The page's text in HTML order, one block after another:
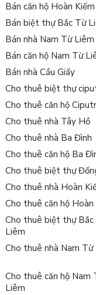
Bán căn hộ Hoàn Kiếm
Bán biệt thự Bắc Từ
Bán nhà Nam Từ Liêm
Bán căn hộ Nam Từ
Bán nhà Cầu Giấy
Cho thuê biệt thự
Cho thuê căn hộ
Cho thuê nhà Tây Hồ
Cho thuê nhà Ba Đình
Cho thuê căn hộ Ba
Cho thuê biệt thự
Cho thuê nhà Hoàn
Cho thuê căn hộ Hoàn
Cho thuê biệt thự Bắc
Liêm
Cho thuê nhà Nam Từ
Cho thuê căn hộ Nam
Liêm